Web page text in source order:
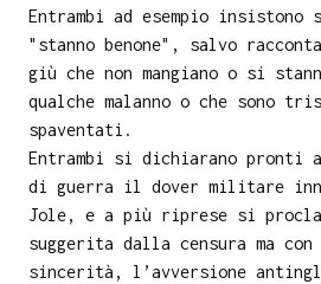
Entrambi ad esempio
"stanno benone", salvo
giù che non mangiano o si
qualche malanno o che sono
spaventati.
Entrambi si dichiarano pronti
di guerra il dover militare
Jole, e a più riprese si
suggerita dalla censura ma
sincerità, l’avversione